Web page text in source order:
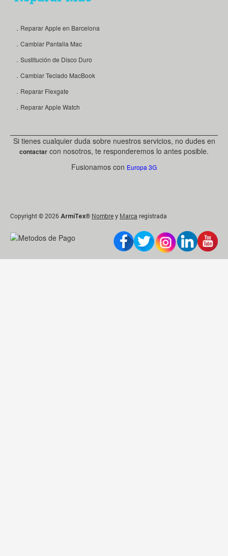
．Reparar Apple en Barcelona
．Cambiar Pantalla Mac
．Sustitución de Disco Duro
．Cambiar Teclado MacBook
．Reparar Flexgate
．Reparar Apple Watch
Si tienes cualquier duda sobre nuestros servicios, no dudes en
contactar con nosotros, te responderemos lo antes posible.
Fusionamos con Europa 3G
Copyright © 2026 ArmiTex® Nombrey Marca registrada